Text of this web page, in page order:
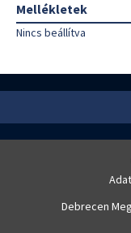
Mellékletek
Nincs beállítva
Debrecen